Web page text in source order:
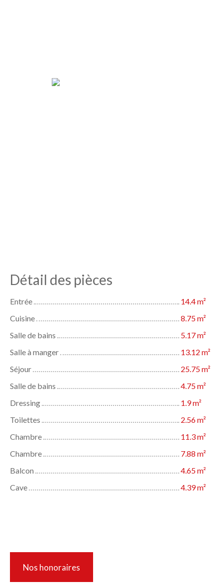
Détail des pièces
Entrée
14.4 m²
Cuisine
8.75 m²
Salle de bains
5.17 m²
Salle à manger
13.12 m²
Séjour
25.75 m²
Salle de bains
4.75 m²
Dressing
1.9 m²
Toilettes
2.56 m²
Chambre
11.3 m²
Chambre
7.88 m²
Balcon
4.65 m²
Cave
4.39 m²
Nos honoraires